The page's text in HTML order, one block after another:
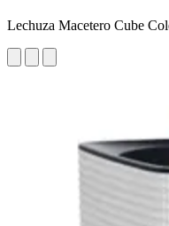
Lechuza Macetero Cube